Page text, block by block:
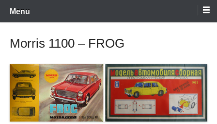
Skipretromodels.org
Encyclopaedia of scale model kits of Soviet and post-soviet period –
Menu
Morris 1100 – FROG